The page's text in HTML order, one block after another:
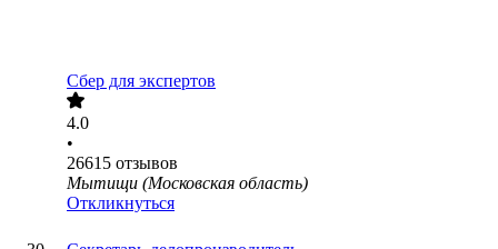
Сбер для экспертов
4.0
•
26615 отзывов
Мытищи (Московская область)
Откликнуться